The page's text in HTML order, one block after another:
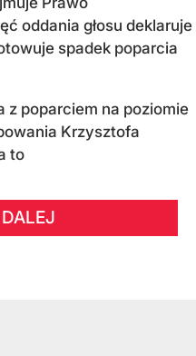
oddania głosu deklaruje
spadek poparcia
z poparciem na poziomie
Krzysztofa
to